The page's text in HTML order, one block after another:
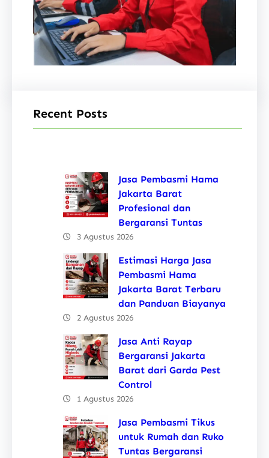
Recent Posts
Jasa Pembasmi Hama
Jakarta Barat
Profesional dan
Bergaransi Tuntas
3 Agustus 2026
Estimasi Harga Jasa
Pembasmi Hama
Jakarta Barat Terbaru
dan Panduan Biayanya
2 Agustus 2026
Jasa Anti Rayap
Bergaransi Jakarta
Barat dari Garda Pest
Control
1 Agustus 2026
Jasa Pembasmi Tikus
untuk Rumah dan Ruko
Tuntas Bergaransi